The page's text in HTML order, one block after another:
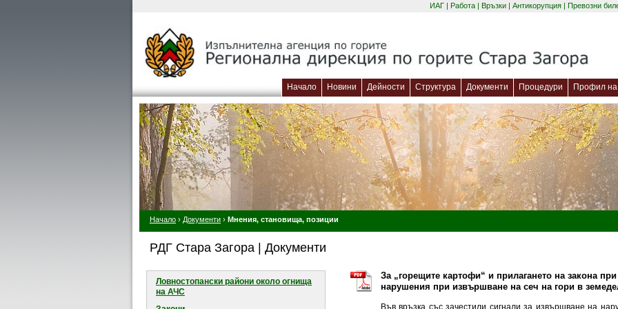
ИАГ | Работа | Връзки | Антикорупция | Превозни
Начало Новини Дейности Структура Документи Процедури Профил на
Начало › Документи › Мнения, становища, позиции
РДГ Стара Загора | Документи
Ловностопански райони около огнищa
на АЧС
За „горещите картофи“ и прилагането на закона
нарушения при извършване на сеч на гори в
Във връзка със зачестили сигнали за извършване на